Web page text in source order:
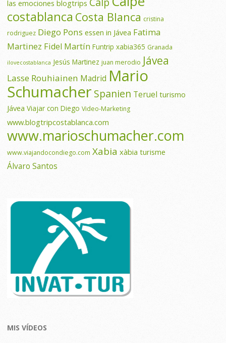
las emociones blogtrips
costablanca Costa Blanca cristina
rodriguez Diego Pons essen in Jávea Fatima
Martinez Fidel Martín Funtrip xabia365 Granada
ilovecostablanca Jesús Martinez juan merodio Jávea
Lasse Rouhiainen Madrid Mario
Schumacher Spanien Teruel turismo
Jávea Viajar con Diego Video-Marketing
www.blogtripcostablanca.com
www.marioschumacher.com
www.viajandocondiego.com Xabia xàbia turisme
Álvaro Santos
MIS VÍDEOS